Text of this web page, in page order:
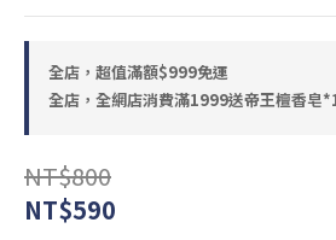
全店，超值滿額$999免運
全店，全網店消費滿1999送帝王檀香皂
NT$800
NT$590